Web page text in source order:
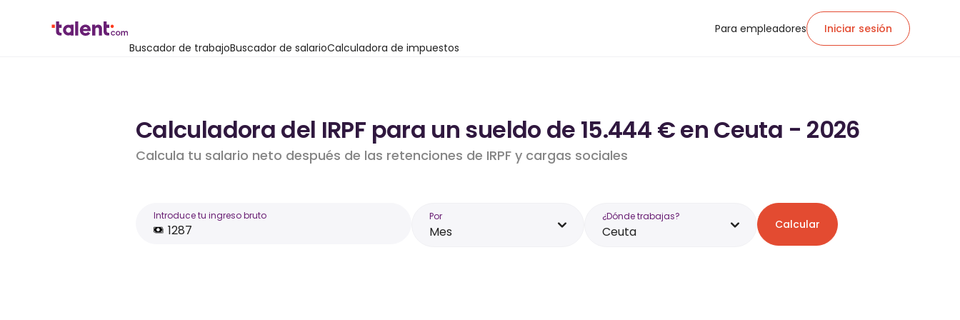
Buscador de trabajoBuscador de salarioCalculadora de impuestos
Para empleadores Iniciar sesión
Calculadora del IRPF para un sueldo de 15.444 € en Ceuta - 2026
Calcula tu salario neto después de las retenciones de IRPF y cargas sociales
Introduce tu ingreso bruto Por
Mes
¿Dónde trabajas?
Ceuta Calcular